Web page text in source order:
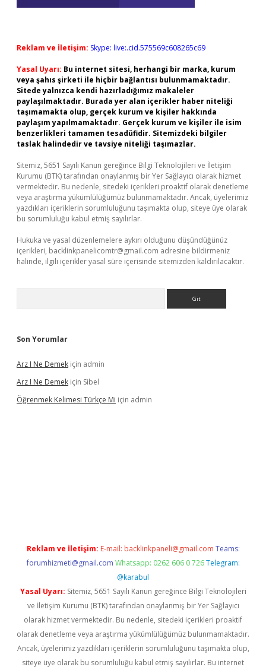
Reklam ve İletişim: Skype: live:.cid.575569c608265c69
Yasal Uyarı: Bu internet sitesi, herhangi bir marka, kurum
veya şahıs şirketi ile hiçbir bağlantısı bulunmamaktadır.
Sitede yalnızca kendi hazırladığımız makaleler
paylaşılmaktadır. Burada yer alan içerikler haber niteliği
taşımamakta olup, gerçek kurum ve kişiler hakkında
paylaşım yapılmamaktadır. Gerçek kurum ve kişiler ile isim
benzerlikleri tamamen tesadüfidir. Sitemizdeki bilgiler
taslak halindedir ve tavsiye niteliği taşımazlar.
Sitemiz, 5651 Sayılı Kanun gereğince Bilgi Teknolojileri ve İletişim
Kurumu (BTK) tarafından onaylanmış bir Yer Sağlayıcı olarak hizmet
vermektedir. Bu nedenle, sitedeki içerikleri proaktif olarak denetleme
veya araştırma yükümlülüğümüz bulunmamaktadır. Ancak, üyelerimiz
yazdıkları içeriklerin sorumluluğunu taşımakta olup, siteye üye olarak
bu sorumluluğu kabul etmiş sayılırlar.
Hukuka ve yasal düzenlemelere aykırı olduğunu düşündüğünüz
içerikleri, backlinkpanelicomtr@gmail.com adresine bildirmeniz
halinde, ilgili içerikler yasal süre içerisinde sitemizden kaldırılacaktır.
Son Yorumlar
Arz I Ne Demek için admin
Arz I Ne Demek için Sibel
Öğrenmek Kelimesi Türkçe Mi için admin
Reklam ve İletişim: E-mail: backlinkpaneli@gmail.com Teams:
forumhizmeti@gmail.com Whatsapp: 0262 606 0 726 Telegram:
@karabul
Yasal Uyarı: Sitemiz, 5651 Sayılı Kanun gereğince Bilgi Teknolojileri
ve İletişim Kurumu (BTK) tarafından onaylanmış bir Yer Sağlayıcı
olarak hizmet vermektedir. Bu nedenle, sitedeki içerikleri proaktif
olarak denetleme veya araştırma yükümlülüğümüz bulunmamaktadır.
Ancak, üyelerimiz yazdıkları içeriklerin sorumluluğunu taşımakta olup,
siteye üye olarak bu sorumluluğu kabul etmiş sayılırlar. Bu internet